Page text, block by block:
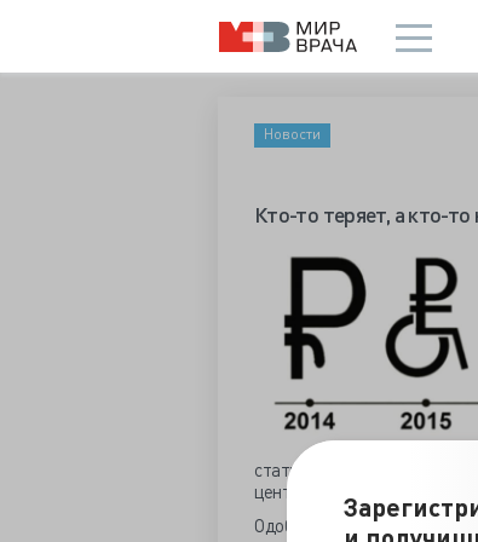
Новости
Кто-то теряет, а кто-то
статью федеральной
центрами федеральными
Одобренный сенаторами